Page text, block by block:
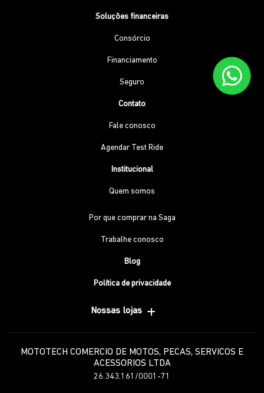
Soluções financeiras
Consórcio
Financiamento
Seguro
Contato
Fale conosco
Agendar Test Ride
Institucional
Quem somos
Por que comprar na Saga
Trabalhe conosco
Blog
Política de privacidade
Nossas lojas
MOTOTECH COMERCIO DE MOTOS, PECAS, SERVICOS E
ACESSORIOS LTDA
26.343.161/0001-71